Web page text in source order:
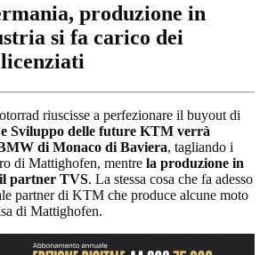
produzione in
si fa carico dei
riuscisse a perfezionare il buyout di
Sviluppo delle future KTM verrà
di Monaco di Baviera, tagliando i
di Mattighofen, mentre la produzione in
partner TVS. La stessa cosa che fa adesso
partner di KTM che produce alcune moto
di Mattighofen.